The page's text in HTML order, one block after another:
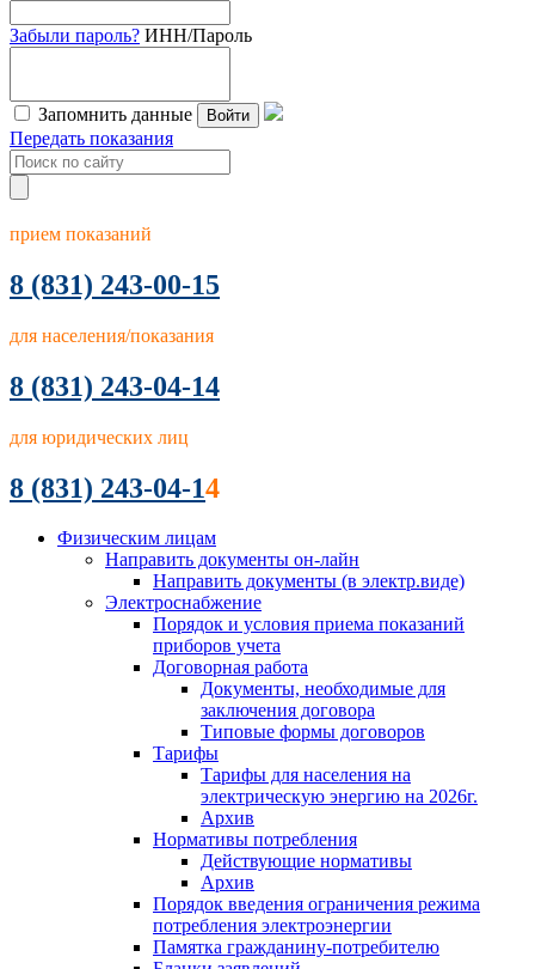
Забыли пароль? ИНН/Пароль
Запомнить данные Войти
Передать показания
прием показаний
8 (831) 243-00-15
для населения/показания
8 (831) 243-04-14
для юридических лиц
8 (831) 243-04-14
Физическим лицам
Направить документы он-лайн
Направить документы (в электр.виде)
Электроснабжение
Порядок и условия приема показаний
приборов учета
Договорная работа
Документы, необходимые для
заключения договора
Типовые формы договоров
Тарифы
Тарифы для населения на
электрическую энергию на 2026г.
Архив
Нормативы потребления
Действующие нормативы
Архив
Порядок введения ограничения режима
потребления электроэнергии
Памятка гражданину-потребителю